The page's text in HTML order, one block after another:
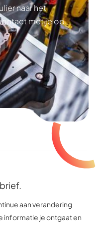
naar het
met je op.
aan verandering
informatie je ontgaat en